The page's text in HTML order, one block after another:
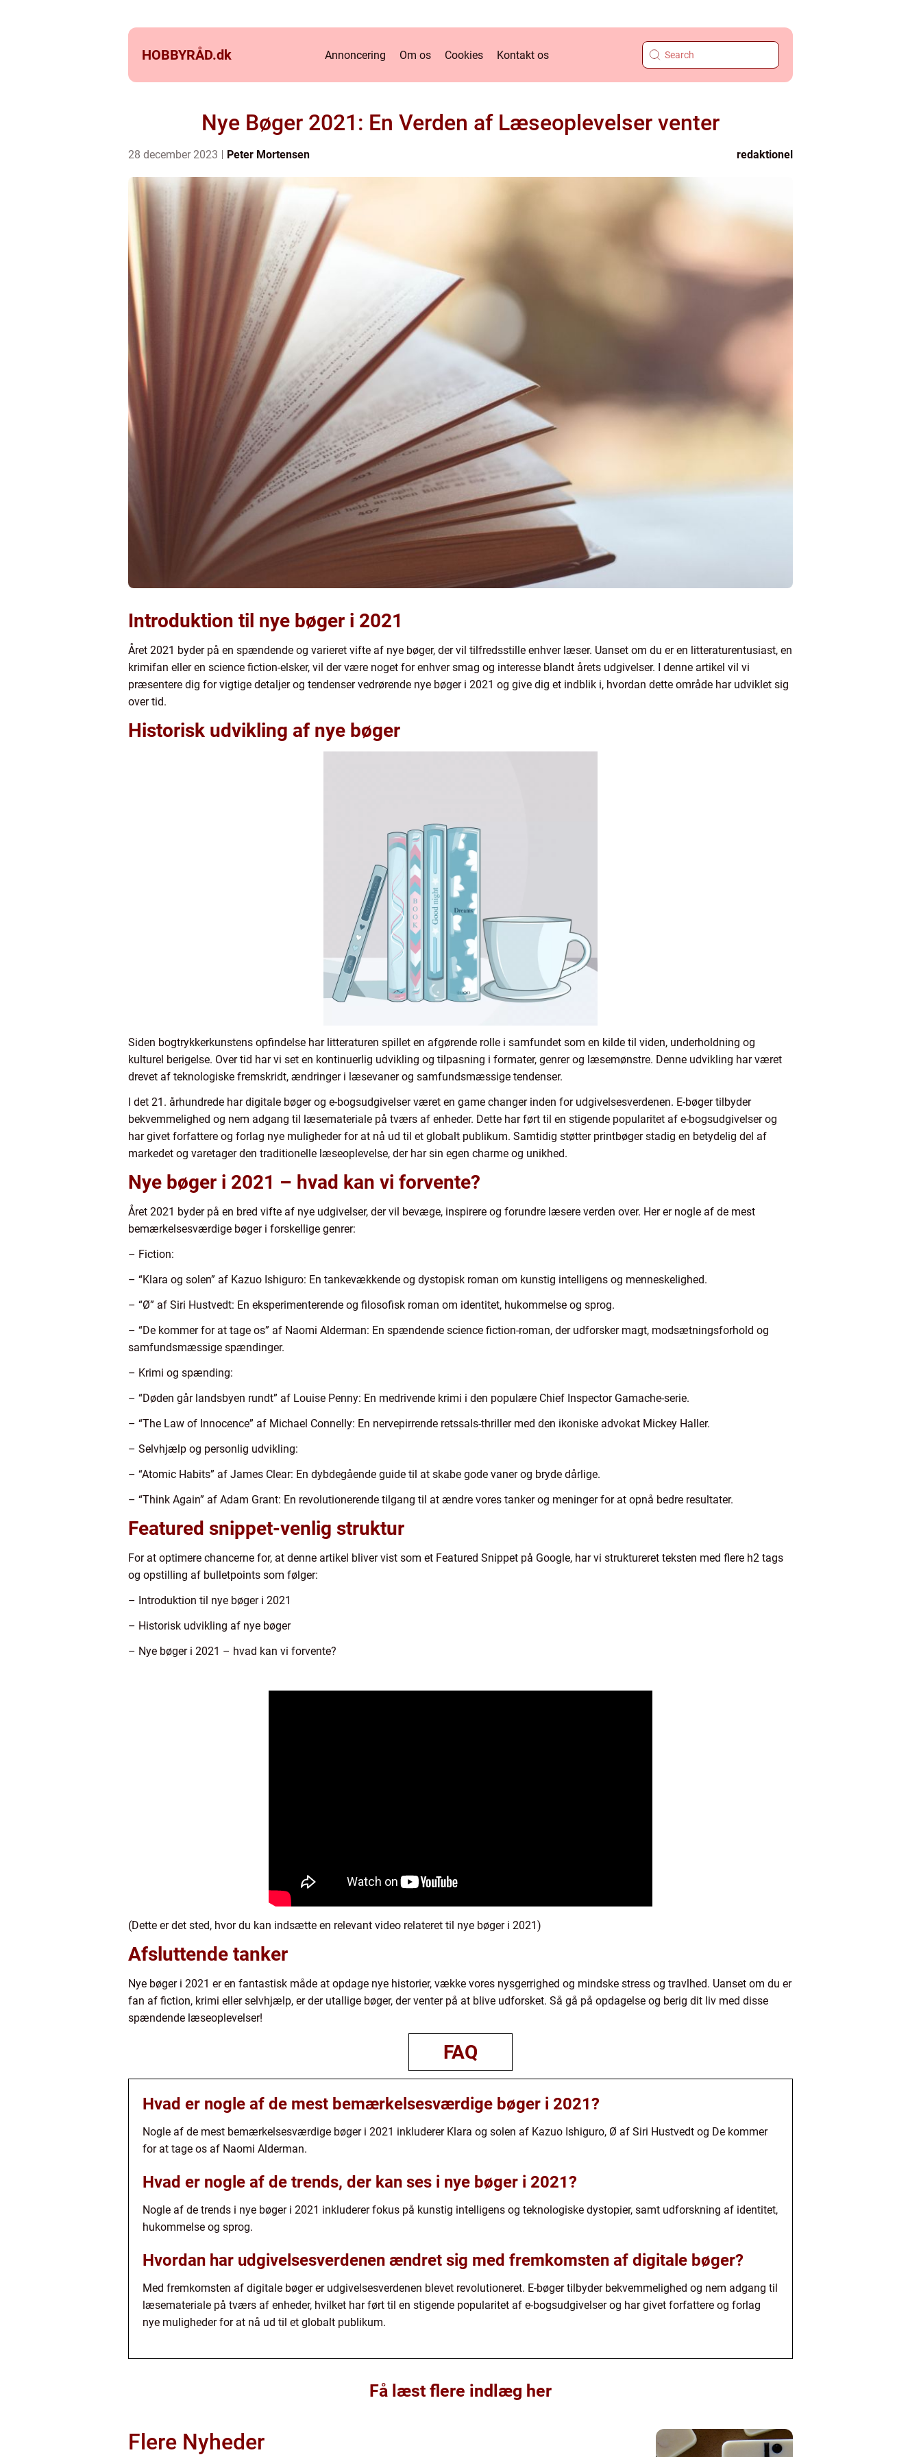
HOBBYRÅD.dk Annoncering Om os Cookies Kontakt os
Nye Bøger 2021: En Verden af Læseoplevelser venter
28 december 2023 Peter Mortensen redaktionel
Introduktion til nye bøger i 2021
Året 2021 byder på en spændende og varieret vifte af nye bøger, der vil tilfredsstille enhver læser. Uanset om du er en litteraturentusiast, en
krimifan eller en science fiction-elsker, vil der være noget for enhver smag og interesse blandt årets udgivelser. I denne artikel vil vi
præsentere dig for vigtige detaljer og tendenser vedrørende nye bøger i 2021 og give dig et indblik i, hvordan dette område har udviklet sig
over tid.
Historisk udvikling af nye bøger
Siden bogtrykkerkunstens opfindelse har litteraturen spillet en afgørende rolle i samfundet som en kilde til viden, underholdning og
kulturel berigelse. Over tid har vi set en kontinuerlig udvikling og tilpasning i formater, genrer og læsemønstre. Denne udvikling har været
drevet af teknologiske fremskridt, ændringer i læsevaner og samfundsmæssige tendenser.
I det 21. århundrede har digitale bøger og e-bogsudgivelser været en game changer inden for udgivelsesverdenen. E-bøger tilbyder
bekvemmelighed og nem adgang til læsemateriale på tværs af enheder. Dette har ført til en stigende popularitet af e-bogsudgivelser og
har givet forfattere og forlag nye muligheder for at nå ud til et globalt publikum. Samtidig støtter printbøger stadig en betydelig del af
markedet og varetager den traditionelle læseoplevelse, der har sin egen charme og unikhed.
Nye bøger i 2021 – hvad kan vi forvente?
Året 2021 byder på en bred vifte af nye udgivelser, der vil bevæge, inspirere og forundre læsere verden over. Her er nogle af de mest
bemærkelsesværdige bøger i forskellige genrer:
– Fiction:
– “Klara og solen” af Kazuo Ishiguro: En tankevækkende og dystopisk roman om kunstig intelligens og menneskelighed.
– “Ø” af Siri Hustvedt: En eksperimenterende og filosofisk roman om identitet, hukommelse og sprog.
– “De kommer for at tage os” af Naomi Alderman: En spændende science fiction-roman, der udforsker magt, modsætningsforhold og
samfundsmæssige spændinger.
– Krimi og spænding:
– “Døden går landsbyen rundt” af Louise Penny: En medrivende krimi i den populære Chief Inspector Gamache-serie.
– “The Law of Innocence” af Michael Connelly: En nervepirrende retssals-thriller med den ikoniske advokat Mickey Haller.
– Selvhjælp og personlig udvikling:
– “Atomic Habits” af James Clear: En dybdegående guide til at skabe gode vaner og bryde dårlige.
– “Think Again” af Adam Grant: En revolutionerende tilgang til at ændre vores tanker og meninger for at opnå bedre resultater.
Featured snippet-venlig struktur
For at optimere chancerne for, at denne artikel bliver vist som et Featured Snippet på Google, har vi struktureret teksten med flere h2 tags
og opstilling af bulletpoints som følger:
– Introduktion til nye bøger i 2021
– Historisk udvikling af nye bøger
– Nye bøger i 2021 – hvad kan vi forvente?
(Dette er det sted, hvor du kan indsætte en relevant video relateret til nye bøger i 2021)
Afsluttende tanker
Nye bøger i 2021 er en fantastisk måde at opdage nye historier, vække vores nysgerrighed og mindske stress og travlhed. Uanset om du er
fan af fiction, krimi eller selvhjælp, er der utallige bøger, der venter på at blive udforsket. Så gå på opdagelse og berig dit liv med disse
spændende læseoplevelser!
FAQ
Hvad er nogle af de mest bemærkelsesværdige bøger i 2021?
Nogle af de mest bemærkelsesværdige bøger i 2021 inkluderer Klara og solen af Kazuo Ishiguro, Ø af Siri Hustvedt og De kommer
for at tage os af Naomi Alderman.
Hvad er nogle af de trends, der kan ses i nye bøger i 2021?
Nogle af de trends i nye bøger i 2021 inkluderer fokus på kunstig intelligens og teknologiske dystopier, samt udforskning af identitet,
hukommelse og sprog.
Hvordan har udgivelsesverdenen ændret sig med fremkomsten af digitale bøger?
Med fremkomsten af digitale bøger er udgivelsesverdenen blevet revolutioneret. E-bøger tilbyder bekvemmelighed og nem adgang til
læsemateriale på tværs af enheder, hvilket har ført til en stigende popularitet af e-bogsudgivelser og har givet forfattere og forlag
nye muligheder for at nå ud til et globalt publikum.
Få læst flere indlæg her
Flere Nyheder